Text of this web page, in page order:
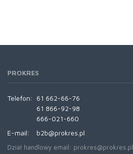
PROKRES
Telefon:
61 662-66-76
61 866-92-98
666-021-660
E-mail:
b2b@prokres.pl
Dział handlowy email: prokres@prokres.pl